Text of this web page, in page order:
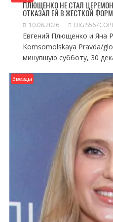
ПЛЮЩЕНКО НЕ СТАЛ
ОТКАЗАЛ ЕЙ В ЖЕСТКОЙ
10.08.2026
Евгений Плющенко и Яна
Komsomolskaya Pravda/
минувшую субботу, 30
Звезды